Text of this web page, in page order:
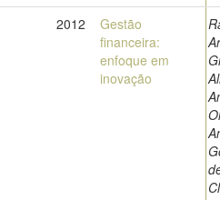
2012
Gestão
financeira:
enfoque em
inovação